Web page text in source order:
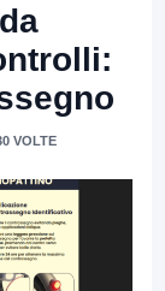
VOLTE